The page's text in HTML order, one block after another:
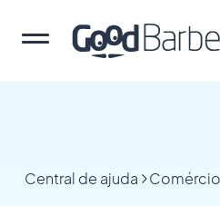
Central de ajuda